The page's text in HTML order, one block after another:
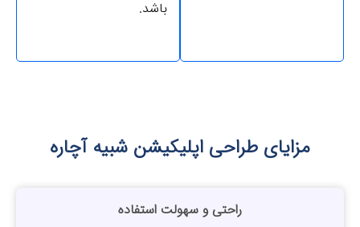
مزایای طراحی اپلیکیشن‌ شبیه آچاره
راحتی و سهولت استفاده